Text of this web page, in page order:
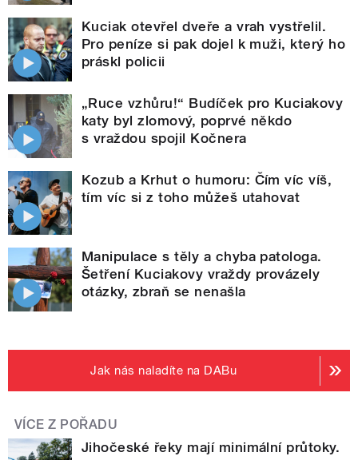
Kuciak otevřel dveře a vrah vystřelil.
Pro peníze si pak dojel k muži, který ho
práskl policii
„Ruce vzhůru!“ Budíček pro Kuciakovy
katy byl zlomový, poprvé někdo
s vraždou spojil Kočnera
Kozub a Krhut o humoru: Čím víc víš,
tím víc si z toho můžeš utahovat
Manipulace s těly a chyba patologa.
Šetření Kuciakovy vraždy provázely
otázky, zbraň se nenašla
Jak nás naladíte na DABu
VÍCE Z POŘADU
Jihočeské řeky mají minimální průtoky.